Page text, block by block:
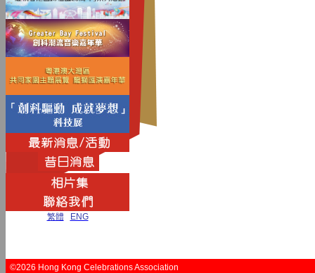
繁體 ENG
©2026 Hong Kong Celebrations Association